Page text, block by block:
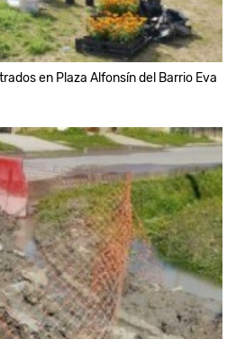
en Plaza Alfonsín del Barrio Eva